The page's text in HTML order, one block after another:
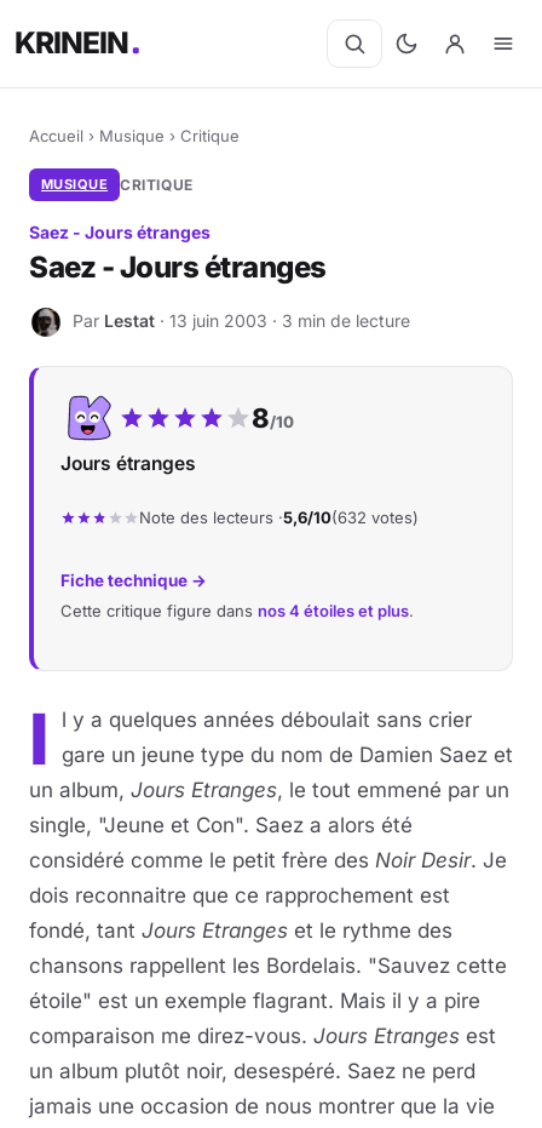
KRINEIN
Accueil › Musique › Critique
MUSIQUE CRITIQUE
Saez - Jours étranges
Saez - Jours étranges
L Par Lestat · 13 juin 2003 · 3 min de lecture
Notre note :
8/10
Jours étranges
Note des lecteurs ·5,6/10(632 votes)
Fiche technique →
Cette critique figure dans nos 4 étoiles et plus.
I
l y a quelques années déboulait sans crier
gare un jeune type du nom de Damien Saez et
un album, Jours Etranges, le tout emmené par un
single, "Jeune et Con". Saez a alors été
considéré comme le petit frère des Noir Desir. Je
dois reconnaitre que ce rapprochement est
fondé, tant Jours Etranges et le rythme des
chansons rappellent les Bordelais. "Sauvez cette
étoile" est un exemple flagrant. Mais il y a pire
comparaison me direz-vous. Jours Etranges est
un album plutôt noir, desespéré. Saez ne perd
jamais une occasion de nous montrer que la vie